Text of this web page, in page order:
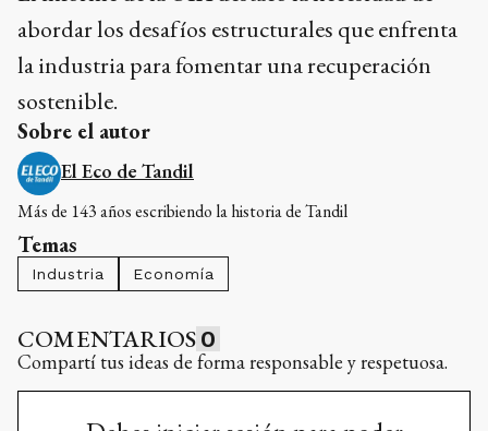
abordar los desafíos estructurales que enfrenta
la industria para fomentar una recuperación
sostenible.
Sobre el autor
El Eco de Tandil
Más de 143 años escribiendo la historia de Tandil
Temas
Industria Economía
COMENTARIOS 0
Compartí tus ideas de forma responsable y respetuosa.